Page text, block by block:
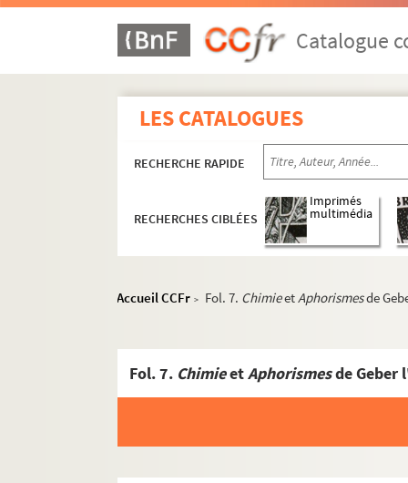
Catalogue
LES CATALOGUES
RECHERCHE RAPIDE
RECHERCHES CIBLÉES
Imprimés
multimédia
Accueil CCFr > Fol. 7. ChimieetAphorismesde
Fol. 7. ChimieetAphorismesde Geber